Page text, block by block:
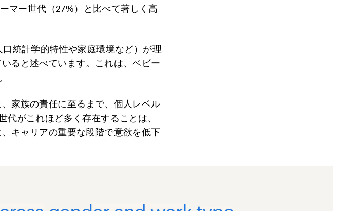
マー世代（27%）と比べて著しく高
統計学的特性や家庭環境など）が理
ると述べています。これは、ベビー
家族の責任に至るまで、個人レベル
がこれほど多く存在することは、
キャリアの重要な段階で意欲を低下